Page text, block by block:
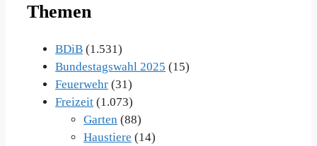
im
Themen
BDiB (1.531)
Bundestagswahl 2025 (15)
Feuerwehr (31)
Freizeit (1.073)
Garten (88)
Haustiere (14)